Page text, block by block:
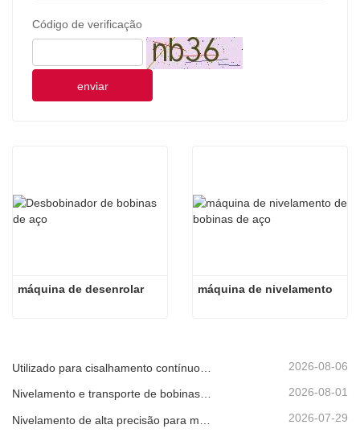
Código de verificação
enviar
máquina de desenrolar máquina de nivelamento
2026-08-06
Nivelamento e transporte de bobinas metálicas 2026-08-01
2026-07-29